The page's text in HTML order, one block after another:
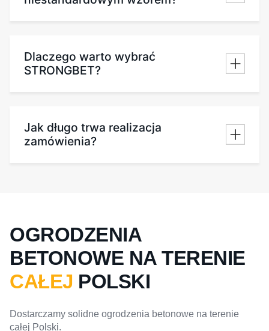
Dlaczego warto wybrać
STRONGBET?
Jak długo trwa realizacja
zamówienia?
OGRODZENIA
BETONOWE NA TERENIE
CAŁEJ POLSKI
Dostarczamy solidne ogrodzenia betonowe na terenie
całej Polski.